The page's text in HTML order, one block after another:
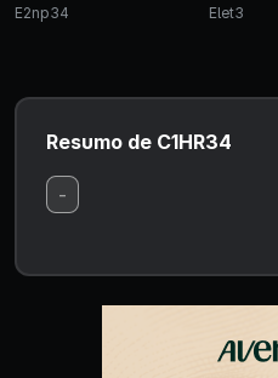
E2np34 Elet3
Resumo de C1HR34
-